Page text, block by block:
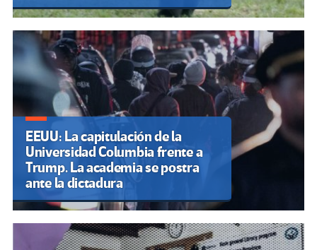
EEUU: La capitulación de la
Universidad Columbia frente a
Trump. La academia se postra
ante la dictadura